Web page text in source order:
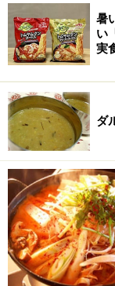
かなり胃にズシ
理するときは水
ため、比較的濃
【 ミャンマーカ
・高田馬場 「ル
豊島区高田3
24:00（週末は
・高田馬場 「
新宿区高田馬
1F 12:00～
・新大久保「ヤ
暑
い
実
ダ